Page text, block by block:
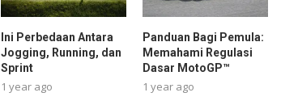
Ini Perbedaan Antara
Jogging, Running, dan
Sprint
1 year ago
Panduan Bagi Pemula:
Memahami Regulasi
Dasar MotoGP™
1 year ago